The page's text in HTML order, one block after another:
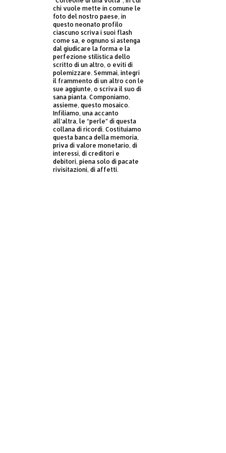
chi vuole mette in comune le
foto del nostro paese, in
questo neonato profilo
ciascuno scriva i suoi flash
come sa, e ognuno si astenga
dal giudicare la forma e la
perfezione stilistica dello
scritto di un altro, o eviti di
polemizzare. Semmai, integri
il frammento di un altro con le
sue aggiunte, o scriva il suo di
sana pianta. Componiamo,
assieme, questo mosaico.
Infiliamo, una accanto
all’altra, le “perle” di questa
collana di ricordi. Costituiamo
questa banca della memoria,
priva di valore monetario, di
interessi, di creditori e
debitori, piena solo di pacate
rivisitazioni, di affetti.